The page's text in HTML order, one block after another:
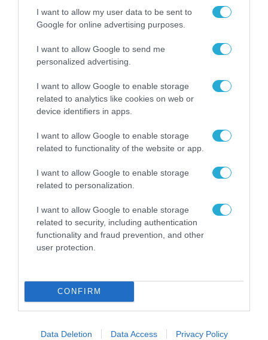
I want to allow my user data to be sent to
Google for online advertising purposes.
I want to allow Google to send me
personalized advertising.
I want to allow Google to enable storage
related to analytics like cookies on web or
device identifiers in apps.
I want to allow Google to enable storage
related to functionality of the website or app.
I want to allow Google to enable storage
related to personalization.
I want to allow Google to enable storage
related to security, including authentication
functionality and fraud prevention, and other
user protection.
CONFIRM
Data Deletion Data Access Privacy Policy
συστατικά για να εξελιχθεί σε έναν σταθερό,
εξωστρεφή και καινοτόμο τεχνολογικό
κόμβο.
έπακρο, απαιτείται κοινή στόχευση,
συντονισμένες δράσεις και ουσιαστικές
συνεργασίες μεταξύ όλων των
εμπλεκόμενων. Η μετάβαση της πόλης σε
ένα ανθεκτικό και σύγχρονο παραγωγικό
μοντέλο τεχνολογίας δεν είναι αποτέλεσμα
συγκυρίας, αλλά επιλογής. Με συμμαχίες,
συνέργειες και ένα σαφές όραμα, μπορούμε
να διαμορφώσουμε το μέλλον της
Θεσσαλονίκης με σταθερά βήματα και διεθνή
TAGS: